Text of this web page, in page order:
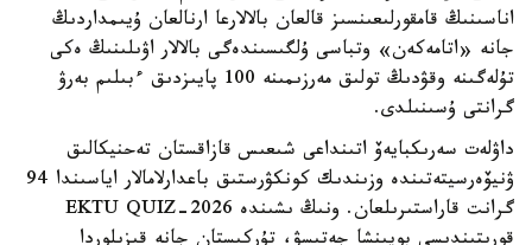
اناسىنىڭ قامقورلىعىنسىز قالعان بالالارعا ارنالعان ۇيىمداردىڭ
جانە «اتامەكەن» وتباسى ۇلگىسىندەگى بالالار اۋىلىنىڭ ەكى
تۇلەگىنە وقۋدىڭ تولىق مەرزىمىنە 100 پايىزدىق ءبىلىم بەرۋ
گرانتى ۇسىنىلدى.
داۋلەت سەرىكبايەۆ اتىنداعى شىعىس قازاقستان تەحنيكالىق
ۋنيۆەرسيتەتىندە وزىندىك كونكۋرستىق باعدارلامالار اياسىندا 94
گرانت قاراستىرىلعان. ونىڭ ىشىندە EKTU QUIZ-2026